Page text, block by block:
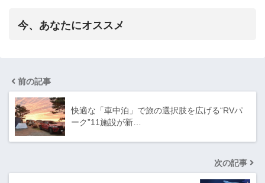
今、あなたにオススメ
前の記事
快適な「車中泊」で旅の選択肢を広げる“RVパ
ーク”11施設が新…
次の記事